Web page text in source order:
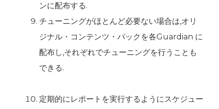
ンに配布する.
チューニングがほとんど必要ない場合は,オリ
ジナル・コンテンツ・パックを各Guardian に
配布し,それぞれでチューニングを行うことも
できる.
定期的にレポートを実行するようにスケジュー